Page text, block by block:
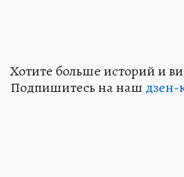
Хотите больше историй и
Подпишитесь на наш дзен-